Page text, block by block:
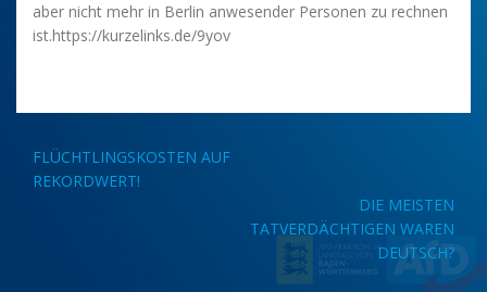
aber nicht mehr in Berlin anwesender Personen zu rechnen
ist.https://kurzelinks.de/9yov
Beitragsnavigation
FLÜCHTLINGSKOSTEN AUF
REKORDWERT!
DIE MEISTEN
TATVERDÄCHTIGEN WAREN
DEUTSCH?